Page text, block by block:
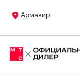
Армавир